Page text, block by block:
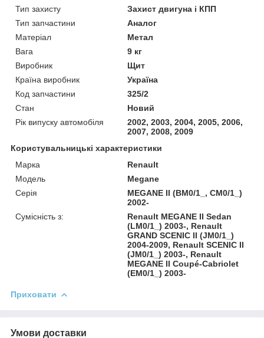
Тип захисту
Захист двигуна і КПП
Тип запчастини
Аналог
Матеріал
Метал
Вага
9 кг
Виробник
Щит
Країна виробник
Україна
Код запчастини
325/2
Стан
Новий
Рік випуску автомобіля
2002, 2003, 2004, 2005, 2006,
2007, 2008, 2009
Користувальницькі характеристики
Марка
Renault
Модель
Megane
Серія
MEGANE II (BM0/1_, CM0/1_)
2002-
Сумісність з:
Renault MEGANE II Sedan
(LM0/1_) 2003-, Renault
GRAND SCENIC II (JM0/1_)
2004-2009, Renault SCENIC II
(JM0/1_) 2003-, Renault
MEGANE II Coupé-Cabriolet
(EM0/1_) 2003-
Приховати
Умови доставки